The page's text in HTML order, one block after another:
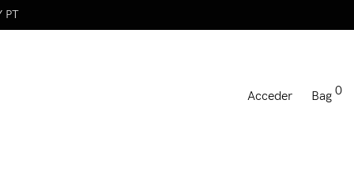
PT
Acceder Bag 0